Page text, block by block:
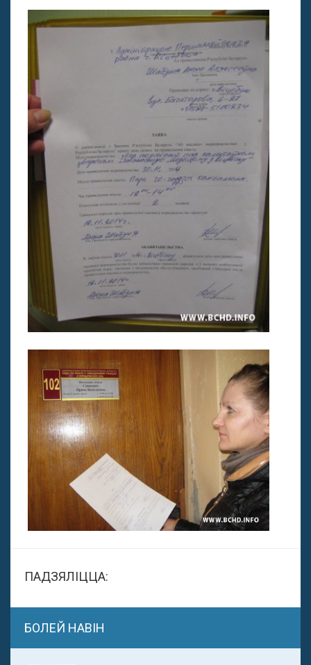
ПАДЗЯЛІЦЦА:
БОЛЕЙ НАВІН